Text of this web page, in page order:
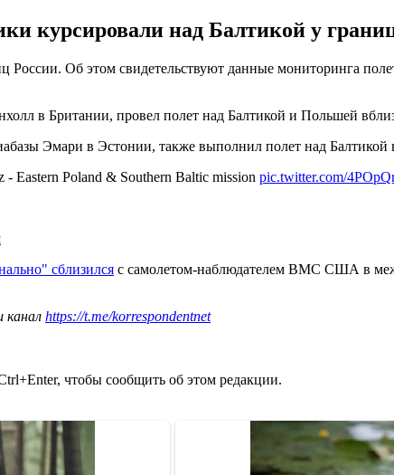
курсировали над Балтикой у
Об этом свидетельствуют данные мониторинга
в Британии, провел полет над Балтикой и Польшей
Эмари в Эстонии, также выполнил полет над Балтикой
Eastern Poland & Southern Baltic mission pic.twitter.com/
сблизился с самолетом-наблюдателем ВМС США в
канал https://t.me/korrespondentnet
чтобы сообщить об этом редакции.